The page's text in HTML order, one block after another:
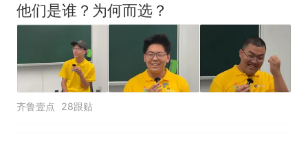
他们是谁？为何而选？
齐鲁壹点 28跟贴